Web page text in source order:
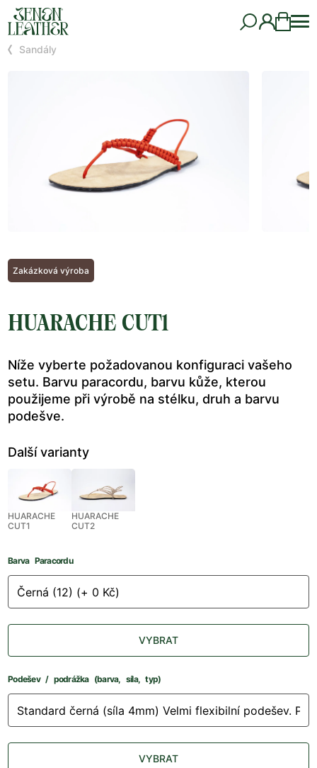
Sandály
Zakázková výroba
HUARACHE CUT1
Níže vyberte požadovanou konfiguraci vašeho
setu. Barvu paracordu, barvu kůže, kterou
použijeme při výrobě na stélku, druh a barvu
podešve.
Další varianty
HUARACHE
CUT1
HUARACHE
CUT2
Barva Paracordu
VYBRAT
Podešev / podrážka (barva, síla, typ)
VYBRAT